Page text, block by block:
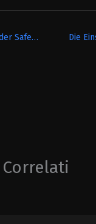
Die Einsätze der Safe Mitarbeiter